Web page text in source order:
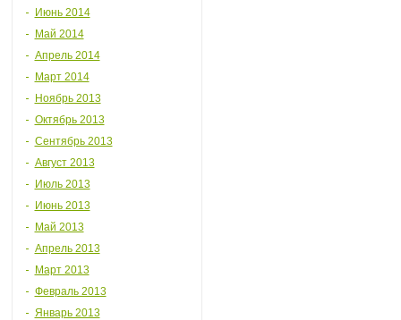
Июнь 2014
Май 2014
Апрель 2014
Март 2014
Ноябрь 2013
Октябрь 2013
Сентябрь 2013
Август 2013
Июль 2013
Июнь 2013
Май 2013
Апрель 2013
Март 2013
Февраль 2013
Январь 2013